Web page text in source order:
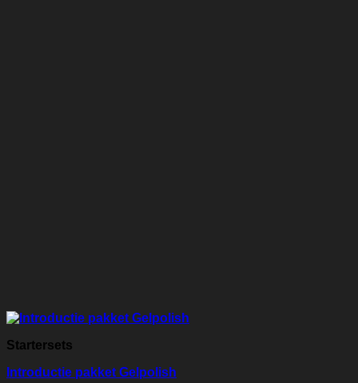
Startersets
Introductie pakket Gelpolish